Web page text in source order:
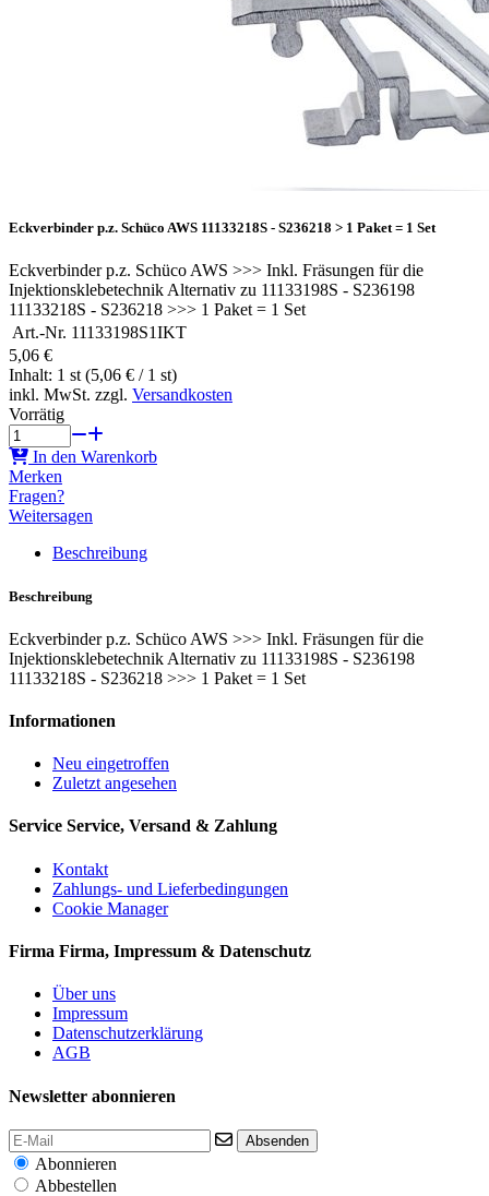
Eckverbinder p.z. Schüco AWS 11133218S - S236218 > 1 Paket = 1 Set
Eckverbinder p.z. Schüco AWS >>> Inkl. Fräsungen für die
Injektionsklebetechnik Alternativ zu 11133198S - S236198
11133218S - S236218 >>> 1 Paket = 1 Set
Art.-Nr. 11133198S1IKT
5,06 €
Inhalt: 1 st (5,06 € / 1 st)
inkl. MwSt. zzgl. Versandkosten
Vorrätig
In den Warenkorb
Merken
Fragen?
Weitersagen
Beschreibung
Beschreibung
Eckverbinder p.z. Schüco AWS >>> Inkl. Fräsungen für die
Injektionsklebetechnik Alternativ zu 11133198S - S236198
11133218S - S236218 >>> 1 Paket = 1 Set
Informationen
Neu eingetroffen
Zuletzt angesehen
Service Service, Versand & Zahlung
Kontakt
Zahlungs- und Lieferbedingungen
Cookie Manager
Firma Firma, Impressum & Datenschutz
Über uns
Impressum
Datenschutzerklärung
AGB
Newsletter abonnieren
Absenden
Abonnieren
Abbestellen